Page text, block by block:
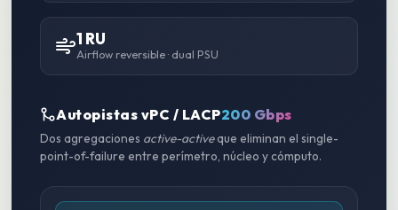
1 RU
Airflow reversible · dual PSU
Autopistas vPC / LACP200 Gbps
Dos agregaciones active-activeque eliminan el single-
point-of-failure entre perímetro, núcleo y cómputo.